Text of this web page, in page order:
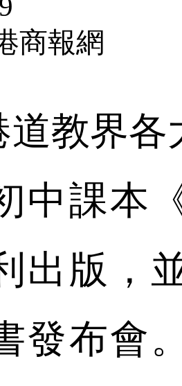
商報網
教界各
中課本
出版，
發布會